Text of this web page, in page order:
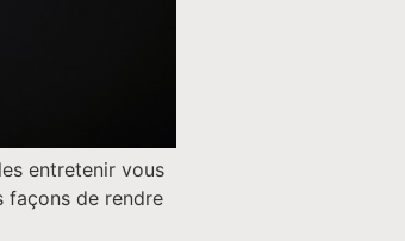
entretenir vous
façons de rendre